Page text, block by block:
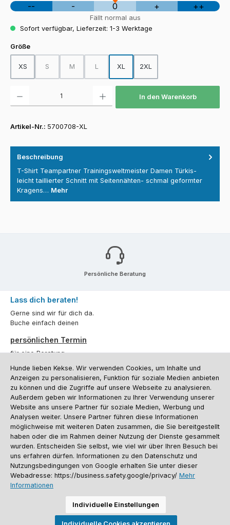
-- - 0 + ++
Fällt normal aus
Sofort verfügbar, Lieferzeit: 1-3 Werktage
Größeauswählen
XS S
(Diese Option ist zurzeit nicht verfügbar.)
M
(Diese Option ist zurzeit nicht verfügbar.)
L
(Diese Option ist zurzeit nicht verfügbar.)
XL 2XL
In den Warenkorb
Artikel-Nr.: 5700708-XL
Beschreibung
T-Shirt Teampartner Trainingsweltmeister Damen Türkis-
leicht taillierter Schnitt mit Seitennähten- schmal geformter
Kragens… Mehr
Persönliche Beratung
Lass dich beraten!
Gerne sind wir für dich da.
Buche einfach deinen
persönlichen Termin
für eine Beratung.
Oder über unserKontaktformular.
Vertrag widerrufen
Kundenservice
Informationen
Social Media und Kontakt
Versandinformationen
Batterieentsorgung
Warenrücksendung Sporthund Katalog
Alle Preise inkl. gesetzl. Mehrwertsteuer zzgl.Versandkosten
Hunde lieben Kekse. Wir verwenden Cookies, um Inhalte und
Anzeigen zu personalisieren, Funktion für soziale Medien anbieten
zu können und die Zugriffe auf unsere Webseite zu analysieren.
Außerdem geben wir Informationen zu Ihrer Verwendung unserer
Website ans unsere Partner für soziale Medien, Werbung und
Analysen weiter. Unsere Partner führen diese Informationen
möglichweise mit weiteren Daten zusammen, die Sie bereitgestellt
haben oder die im Rahmen deiner Nutzung der Dienste gesammelt
wurden. Entscheiden Sie selbst, wie viel wir über Ihren Besuch bei
uns erfahren dürfen. Informationen zu den Datenschutz und
Nutzungsbedingungen von Google erhalten Sie unter dieser
Webadresse: https://business.safety.google/privacy/ Mehr
Informationen
Individuelle Einstellungen